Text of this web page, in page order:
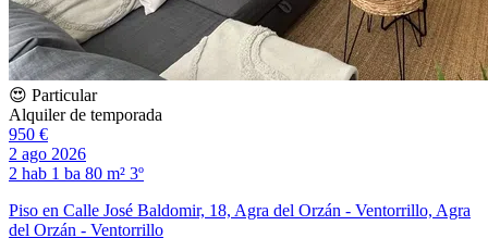
😍 Particular
Alquiler de temporada
950 €
2 ago 2026
2 hab 1 ba 80 m² 3º
Piso en Calle José Baldomir, 18, Agra del Orzán - Ventorrillo, Agra
del Orzán - Ventorrillo